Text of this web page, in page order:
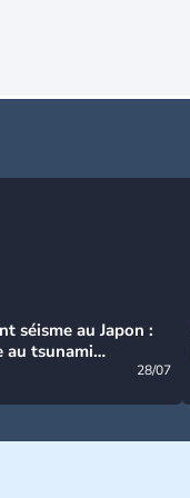
séisme au Japon :
au tsunami
28/07